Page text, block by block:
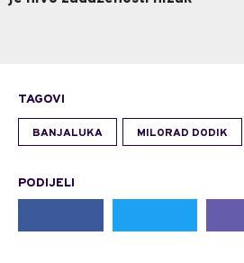
TAGOVI
BANJALUKA MILORAD DODIK
PODIJELI